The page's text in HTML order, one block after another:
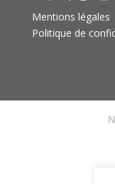
Mentions légales
Politique de